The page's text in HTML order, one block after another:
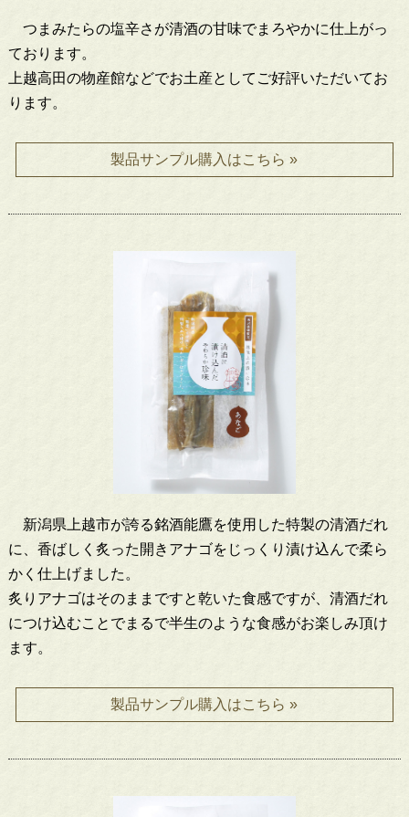
つまみたらの塩辛さが清酒の甘味でまろやかに仕上がっ
ております。
上越高田の物産館などでお土産としてご好評いただいてお
ります。
製品サンプル購入はこちら »
新潟県上越市が誇る銘酒能鷹を使用した特製の清酒だれ
に、香ばしく炙った開きアナゴをじっくり漬け込んで柔ら
かく仕上げました。
炙りアナゴはそのままですと乾いた食感ですが、清酒だれ
につけ込むことでまるで半生のような食感がお楽しみ頂け
ます。
製品サンプル購入はこちら »